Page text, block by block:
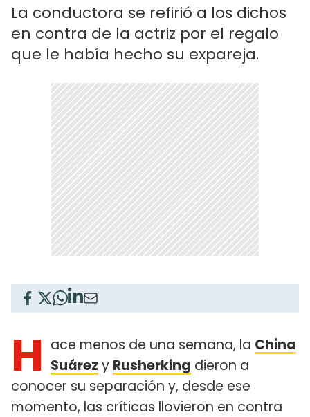
La conductora se refirió a los dichos
en contra de la actriz por el regalo
que le había hecho su expareja.
H ace menos de una semana, la China
Suárez y Rusherking dieron a
conocer su separación y, desde ese
momento, las críticas llovieron en contra